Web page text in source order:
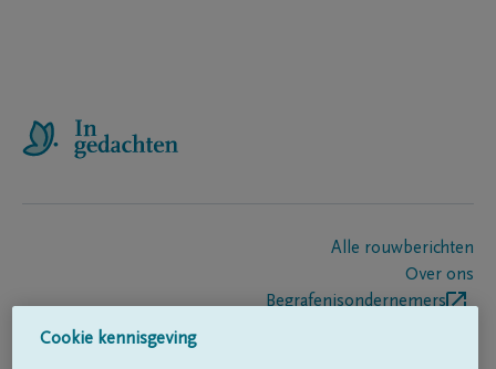
Alle rouwberichten
Over ons
Begrafenisondernemers
Cookie kennisgeving